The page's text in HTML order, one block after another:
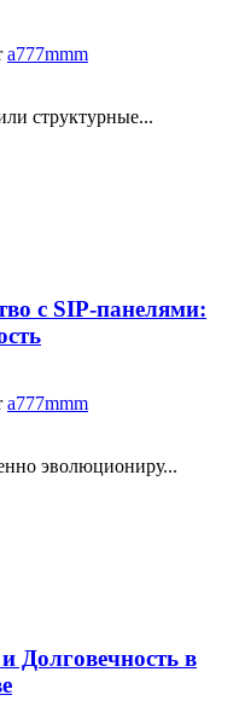
a777mmm
структурные...
с SIP-панелями:
a777mmm
эволюциониру...
Долговечность в